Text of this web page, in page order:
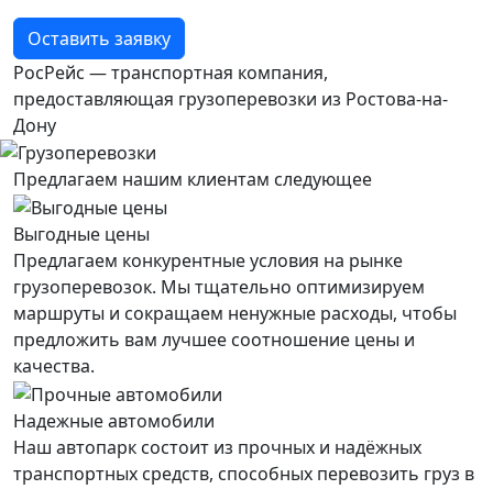
Оставить заявку
РосРейс — транспортная компания,
предоставляющая грузоперевозки из Ростова-на-
Дону
Предлагаем нашим клиентам следующее
Выгодные цены
Предлагаем конкурентные условия на рынке
грузоперевозок. Мы тщательно оптимизируем
маршруты и сокращаем ненужные расходы, чтобы
предложить вам лучшее соотношение цены и
качества.
Надежные автомобили
Наш автопарк состоит из прочных и надёжных
транспортных средств, способных перевозить груз в